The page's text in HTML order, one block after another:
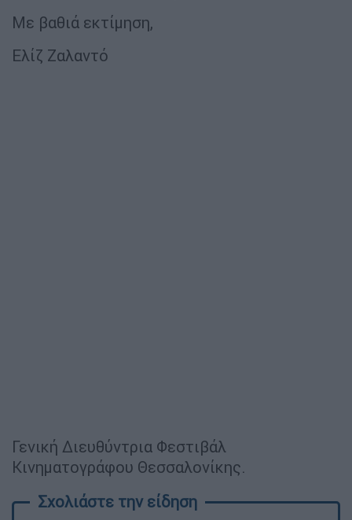
Με βαθιά εκτίμηση,
Ελίζ Ζαλαντό
Γενική Διευθύντρια Φεστιβάλ
Κινηματογράφου Θεσσαλονίκης.